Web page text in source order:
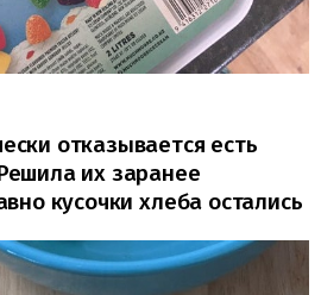
отказывается есть
их заранее
кусочки хлеба остались